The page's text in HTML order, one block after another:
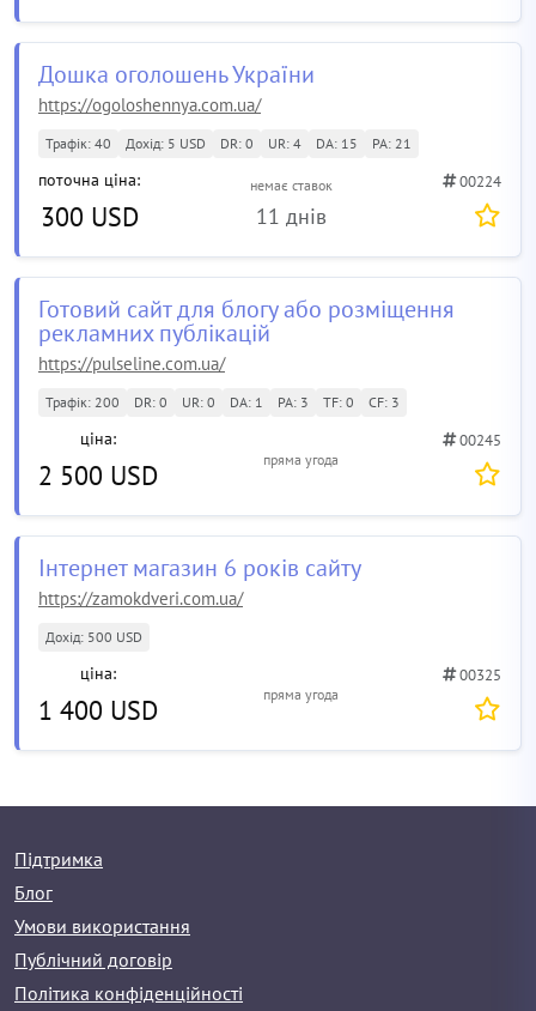
Дошка оголошень України
https://ogoloshennya.com.ua/
Трафік: 40 Дохід: 5 USD DR: 0 UR: 4 DA: 15 PA: 21
поточна ціна:
300 USD
немає ставок
11 днів
00224
Готовий сайт для блогу або розміщення
рекламних публікацій
https://pulseline.com.ua/
Трафік: 200 DR: 0 UR: 0 DA: 1 PA: 3 TF: 0 CF: 3
ціна:
2 500 USD пряма угода
00245
Інтернет магазин 6 років сайту
https://zamokdveri.com.ua/
Дохід: 500 USD
ціна:
1 400 USD пряма угода
00325
Підтримка
Блог
Умови використання
Публічний договір
Політика конфіденційності